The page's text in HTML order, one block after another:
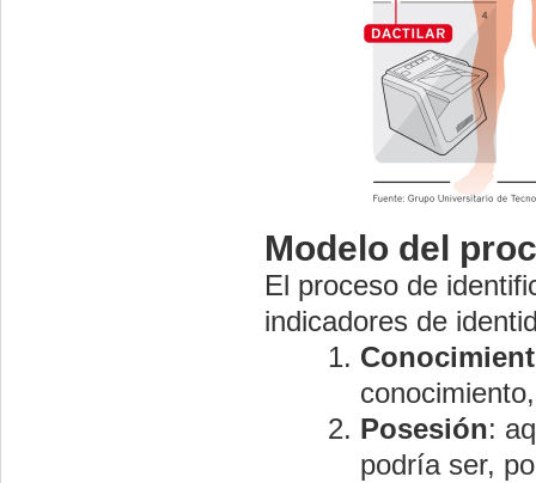
Modelo del
El proceso de
indicadores de
Posesión:
podría ser,